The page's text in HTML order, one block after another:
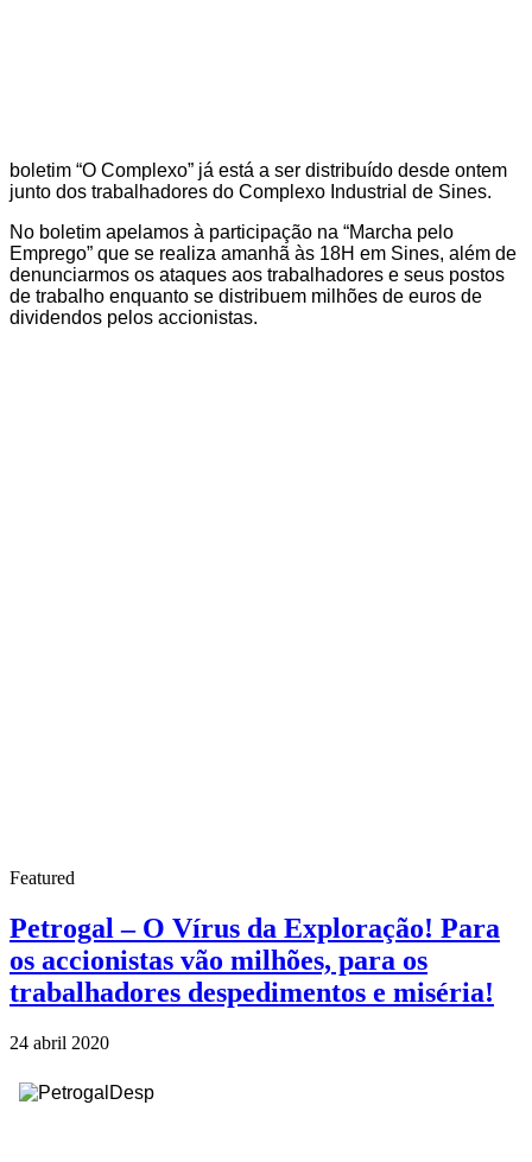
boletim “O Complexo” já está a ser distribuído desde ontem
junto dos trabalhadores do Complexo Industrial de Sines.
No boletim apelamos à participação na “Marcha pelo
Emprego” que se realiza amanhã às 18H em Sines, além de
denunciarmos os ataques aos trabalhadores e seus postos
de trabalho enquanto se distribuem milhões de euros de
dividendos pelos accionistas.
Featured
Petrogal – O Vírus da Exploração! Para
os accionistas vão milhões, para os
trabalhadores despedimentos e miséria!
24 abril 2020